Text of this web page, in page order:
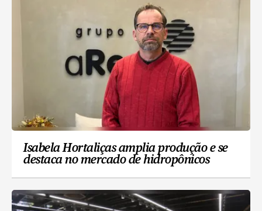
Isabela Hortaliças amplia produção e se
destaca no mercado de hidropônicos